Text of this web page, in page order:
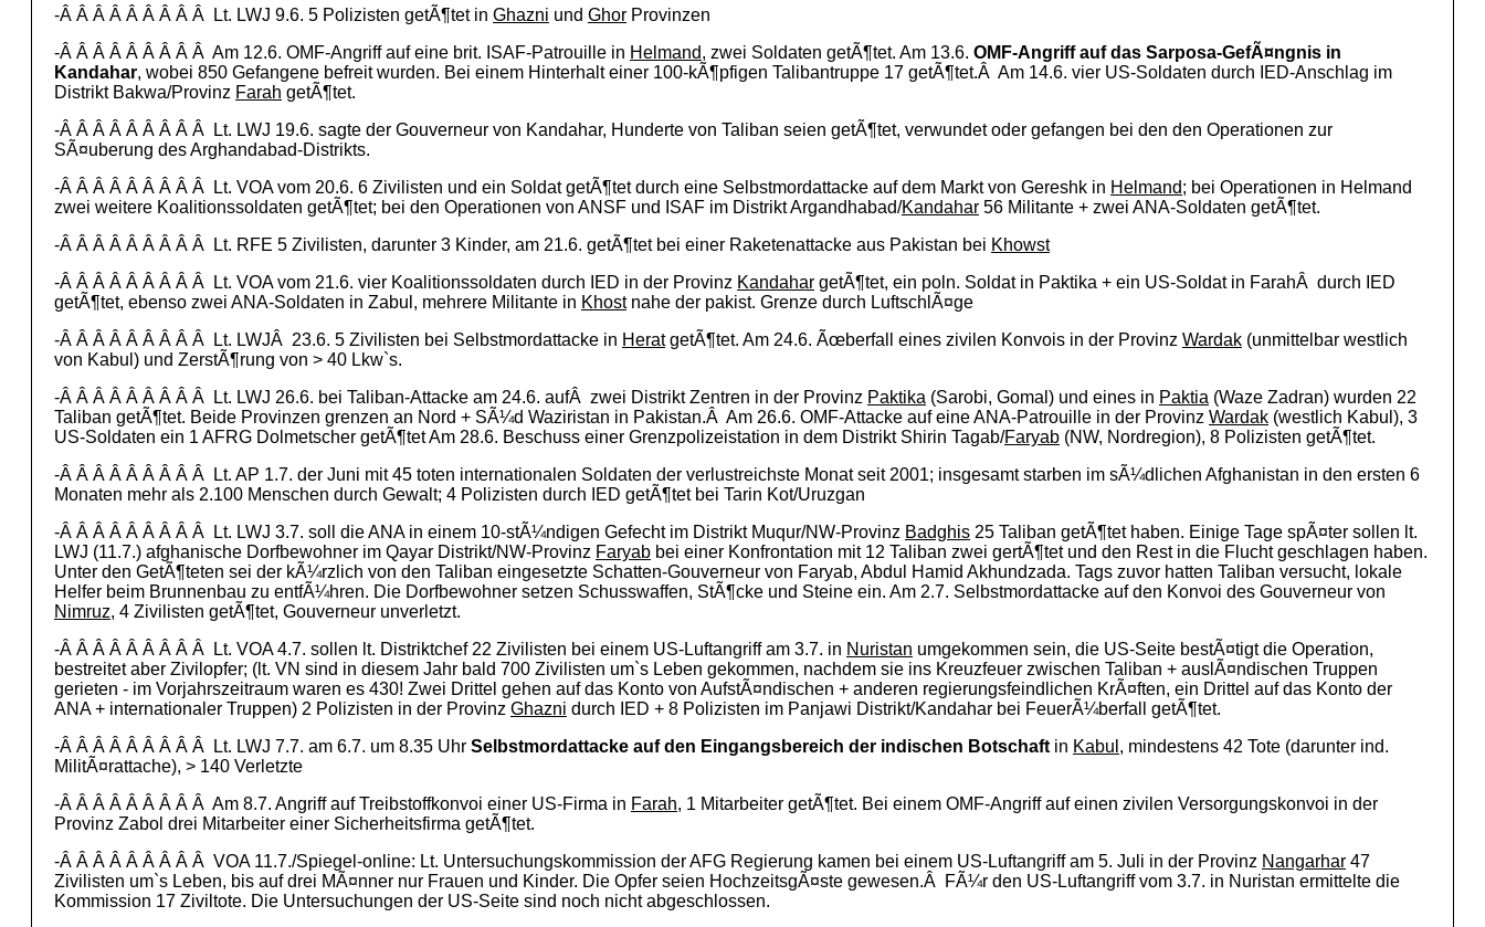
-Â Â Â Â Â Â Â Â Â Lt. LWJ 9.6. 5 Polizisten getÃ¶tet in Ghazni und Ghor Provinzen
-Â Â Â Â Â Â Â Â Â Am 12.6. OMF-Angriff auf eine brit. ISAF-Patrouille in Helmand, zwei Soldaten getÃ¶tet. Am 13.6. OMF-Angriff auf das Sarposa-GefÃ¤ngnis in
Kandahar, wobei 850 Gefangene befreit wurden. Bei einem Hinterhalt einer 100-kÃ¶pfigen Talibantruppe 17 getÃ¶tet.Â Am 14.6. vier US-Soldaten durch IED-Anschlag im
Distrikt Bakwa/Provinz Farah getÃ¶tet.
-Â Â Â Â Â Â Â Â Â Lt. LWJ 19.6. sagte der Gouverneur von Kandahar, Hunderte von Taliban seien getÃ¶tet, verwundet oder gefangen bei den den Operationen zur
SÃ¤uberung des Arghandabad-Distrikts.
-Â Â Â Â Â Â Â Â Â Lt. VOA vom 20.6. 6 Zivilisten und ein Soldat getÃ¶tet durch eine Selbstmordattacke auf dem Markt von Gereshk in Helmand; bei Operationen in Helmand
zwei weitere Koalitionssoldaten getÃ¶tet; bei den Operationen von ANSF und ISAF im Distrikt Argandhabad/Kandahar 56 Militante + zwei ANA-Soldaten getÃ¶tet.
-Â Â Â Â Â Â Â Â Â Lt. RFE 5 Zivilisten, darunter 3 Kinder, am 21.6. getÃ¶tet bei einer Raketenattacke aus Pakistan bei Khowst
-Â Â Â Â Â Â Â Â Â Lt. VOA vom 21.6. vier Koalitionssoldaten durch IED in der Provinz Kandahar getÃ¶tet, ein poln. Soldat in Paktika + ein US-Soldat in FarahÂ durch IED
getÃ¶tet, ebenso zwei ANA-Soldaten in Zabul, mehrere Militante in Khostnahe der pakist. Grenze durch LuftschlÃ¤ge
-Â Â Â Â Â Â Â Â Â Lt. LWJÂ 23.6. 5 Zivilisten bei Selbstmordattacke in HeratgetÃ¶tet. Am 24.6. Ãœberfall eines zivilen Konvois in der Provinz Wardak (unmittelbar westlich
von Kabul) und ZerstÃ¶rung von > 40 Lkw`s.
-Â Â Â Â Â Â Â Â Â Lt. LWJ 26.6. bei Taliban-Attacke am 24.6. aufÂ zwei Distrikt Zentren in der Provinz Paktika (Sarobi, Gomal) und eines in Paktia (Waze Zadran) wurden 22
Taliban getÃ¶tet. Beide Provinzen grenzen an Nord + SÃ¼d Waziristan in Pakistan.Â Am 26.6. OMF-Attacke auf eine ANA-Patrouille in der Provinz Wardak (westlich Kabul), 3
US-Soldaten ein 1 AFRG Dolmetscher getÃ¶tet Am 28.6. Beschuss einer Grenzpolizeistation in dem Distrikt Shirin Tagab/Faryab (NW, Nordregion), 8 Polizisten getÃ¶tet.
-Â Â Â Â Â Â Â Â Â Lt. AP 1.7. der Juni mit 45 toten internationalen Soldaten der verlustreichste Monat seit 2001; insgesamt starben im sÃ¼dlichen Afghanistan in den ersten 6
Monaten mehr als 2.100 Menschen durch Gewalt; 4 Polizisten durch IED getÃ¶tet bei Tarin Kot/Uruzgan
-Â Â Â Â Â Â Â Â Â Lt. LWJ 3.7. soll die ANA in einem 10-stÃ¼ndigen Gefecht im Distrikt Muqur/NW-Provinz Badghis 25 Taliban getÃ¶tet haben. Einige Tage spÃ¤ter sollen lt.
LWJ (11.7.) afghanische Dorfbewohner im Qayar Distrikt/NW-Provinz Faryab bei einer Konfrontation mit 12 Taliban zwei gertÃ¶tet und den Rest in die Flucht geschlagen haben.
Unter den GetÃ¶teten sei der kÃ¼rzlich von den Taliban eingesetzte Schatten-Gouverneur von Faryab, Abdul Hamid Akhundzada. Tags zuvor hatten Taliban versucht, lokale
Helfer beim Brunnenbau zu entfÃ¼hren. Die Dorfbewohner setzen Schusswaffen, StÃ¶cke und Steine ein. Am 2.7. Selbstmordattacke auf den Konvoi des Gouverneur von
Nimruz, 4 Zivilisten getÃ¶tet, Gouverneur unverletzt.
-Â Â Â Â Â Â Â Â Â Lt. VOA 4.7. sollen lt. Distriktchef 22 Zivilisten bei einem US-Luftangriff am 3.7. in Nuristan umgekommen sein, die US-Seite bestÃ¤tigt die Operation,
bestreitet aber Zivilopfer; (lt. VN sind in diesem Jahr bald 700 Zivilisten um`s Leben gekommen, nachdem sie ins Kreuzfeuer zwischen Taliban + auslÃ¤ndischen Truppen
gerieten - im Vorjahrszeitraum waren es 430! Zwei Drittel gehen auf das Konto von AufstÃ¤ndischen + anderen regierungsfeindlichen KrÃ¤ften, ein Drittel auf das Konto der
ANA + internationaler Truppen) 2 Polizisten in der Provinz Ghazni durch IED + 8 Polizisten im Panjawi Distrikt/Kandahar bei FeuerÃ¼berfall getÃ¶tet.
-Â Â Â Â Â Â Â Â Â Lt. LWJ 7.7. am 6.7. um 8.35 Uhr Selbstmordattacke auf den Eingangsbereich der indischen Botschaft in Kabul , mindestens 42 Tote (darunter ind.
MilitÃ¤rattache), > 140 Verletzte
-Â Â Â Â Â Â Â Â Â Am 8.7. Angriff auf Treibstoffkonvoi einer US-Firma in Farah, 1 Mitarbeiter getÃ¶tet. Bei einem OMF-Angriff auf einen zivilen Versorgungskonvoi in der
Provinz Zabol drei Mitarbeiter einer Sicherheitsfirma getÃ¶tet.
-Â Â Â Â Â Â Â Â Â VOA 11.7./Spiegel-online: Lt. Untersuchungskommission der AFG Regierung kamen bei einem US-Luftangriff am 5. Juli in der Provinz Nangarhar 47
Zivilisten um`s Leben, bis auf drei MÃ¤nner nur Frauen und Kinder. Die Opfer seien HochzeitsgÃ¤ste gewesen.Â FÃ¼r den US-Luftangriff vom 3.7. in Nuristan ermittelte die
Kommission 17 Ziviltote. Die Untersuchungen der US-Seite sind noch nicht abgeschlossen.